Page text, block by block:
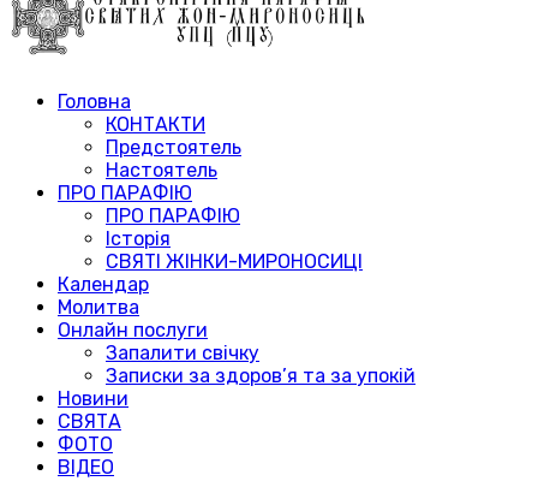
Головна
КОНТАКТИ
Предстоятель
Настоятель
ПРО ПАРАФІЮ
ПРО ПАРАФІЮ
Історія
СВЯТІ ЖІНКИ-МИРОНОСИЦІ
Календар
Молитва
Онлайн послуги
Запалити свічку
Записки за здоров’я та за упокій
Новини
СВЯТА
ФОТО
ВІДЕО